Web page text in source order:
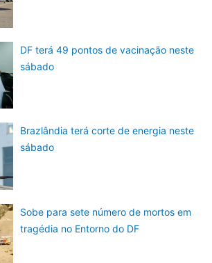
DF terá 49 pontos de vacinação neste
sábado
Brazlândia terá corte de energia neste
sábado
Sobe para sete número de mortos em
tragédia no Entorno do DF